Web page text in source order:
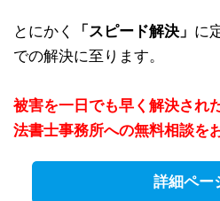
とにかく 「スピード解決」 に
での解決に至ります。
被害を一日でも早く解決され
法書士事務所への無料相談を
詳細ペー